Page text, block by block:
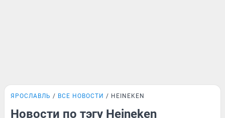
ЯРОСЛАВЛЬ ВСЕ НОВОСТИ HEINEKEN
Новости по тэгу Heineken